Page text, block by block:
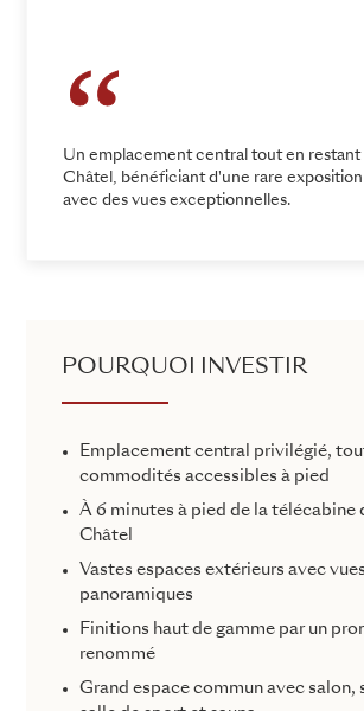
Un emplacement central tout en restant
Châtel, bénéficiant d'une rare exposition
avec des vues exceptionnelles.
POURQUOI INVESTIR
Emplacement central privilégié,
commodités accessibles à pied
À 6 minutes à pied de la télécabine
Châtel
Vastes espaces extérieurs avec vues
panoramiques
Finitions haut de gamme par un
renommé
Grand espace commun avec salon,